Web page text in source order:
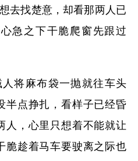
去找楚意，却看那两人已
急之下干脆爬窗先跟过
人将麻布袋一抛就往车头
半点挣扎，看样子已经昏
人，心里只想着不能就让
脆趁着马车要驶离之际也